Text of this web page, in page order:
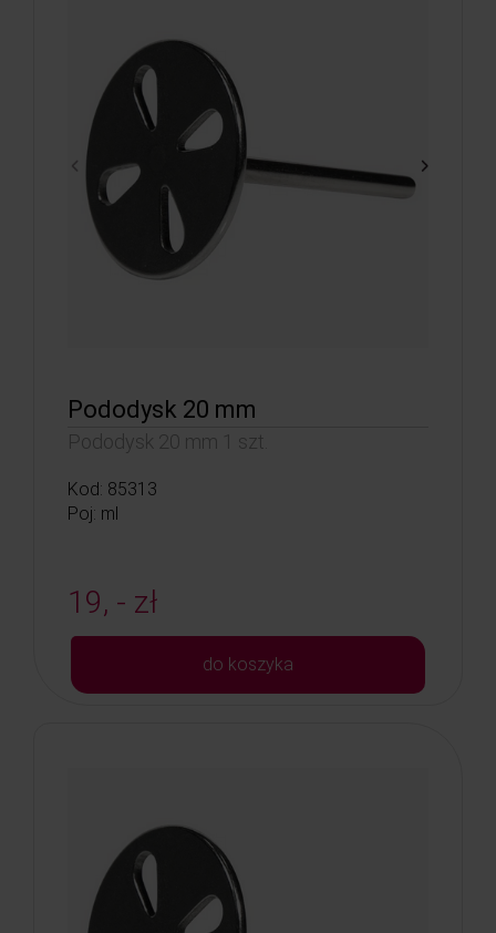
Pododysk 20 mm
Pododysk 20 mm 1 szt.
Kod: 85313
Poj: ml
19, - zł
do koszyka